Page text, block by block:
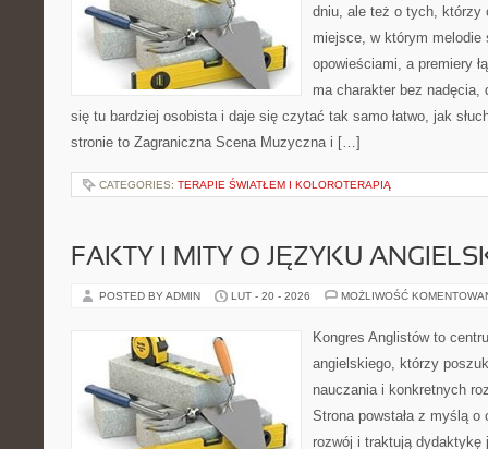
dniu, ale też o tych, którzy
miejsce, w którym melodie
opowieściami, a premiery
ma charakter bez
się tu bardziej osobista i daje się czytać tak samo łatwo, jak
stronie to Zagraniczna Scena Muzyczna i […]
CATEGORIES: TERAPIE ŚWIATŁEM I KOLOROTERAPIĄ
FAKTY I MITY O JĘZYKU
POSTED BY ADMIN LUT - 20 - 2026 MOŻLIWOŚĆ
Kongres Anglistów to
angielskiego, którzy
nauczania i konkretnych
Strona powstała z myślą
rozwój i traktują dydaktykę